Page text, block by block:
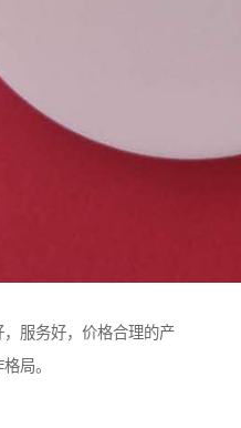
服务好，价格合理的产
局。